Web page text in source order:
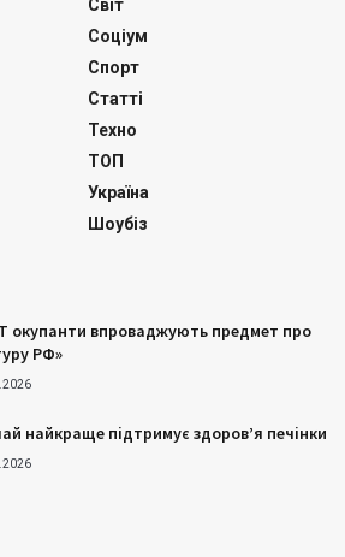
Світ
Соціум
Спорт
Статті
Техно
ТОП
Україна
Шоубіз
окупанти впроваджують предмет про
РФ»
найкраще підтримує здоров’я печінки